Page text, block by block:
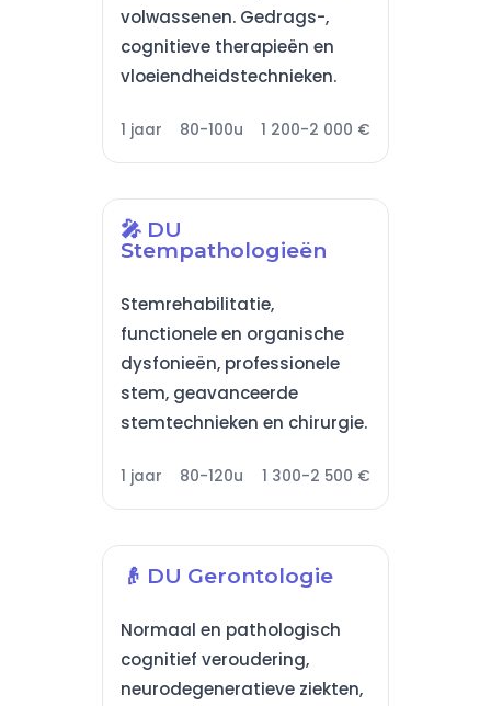
volwassenen. Gedrags-,
cognitieve therapieën en
vloeiendheidstechnieken.
1 jaar 80-100u 1 200-2 000 €
🎤 DU
Stempathologieën
Stemrehabilitatie,
functionele en organische
dysfonieën, professionele
stem, geavanceerde
stemtechnieken en chirurgie.
1 jaar 80-120u 1 300-2 500 €
👴 DU Gerontologie
Normaal en pathologisch
cognitief veroudering,
neurodegeneratieve ziekten,